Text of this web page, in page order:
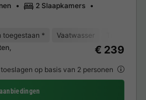
2 Slaapkamers
toegestaan * Vaatwasser
€ 239
toeslagen op basis van 2 personen